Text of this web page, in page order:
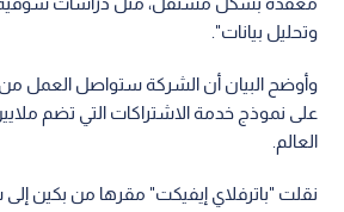
وتحليل بيانات".
وأوضح البيان أن الشركة ستواصل العمل من
على نموذج خدمة الاشتراكات التي تضم
العالم.
نقلت "باترفلاي إيفيكت" مقرها من بكين